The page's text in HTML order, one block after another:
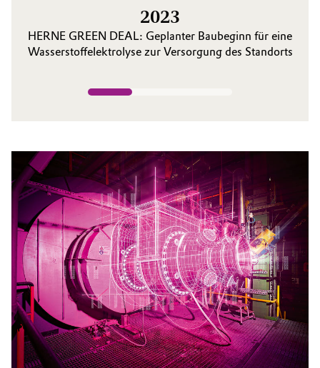
2023
HERNE GREEN DEAL: Geplanter Baubeginn für eine
Wasserstoff­elektrolyse zur Versorgung des Standorts